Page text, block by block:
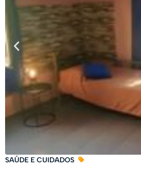
SAÚDE E CUIDADOS